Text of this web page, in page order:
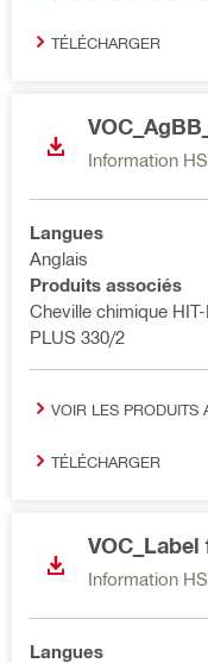
TÉLÉCHARGER
Information
Langues
Anglais
Produits associés
Cheville chimique
PLUS 330/2
VOIR LES PRODUITS
TÉLÉCHARGER
VOC_Label
Information
Langues